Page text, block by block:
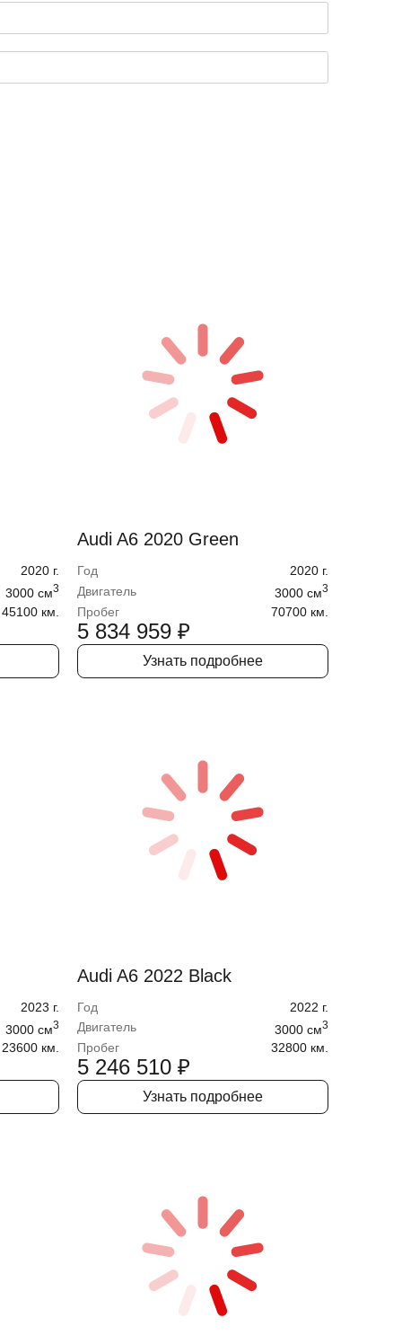
2020 г.
3000 cм3
45100 км.
Audi A6 2020 Green
Год 2020 г.
Двигатель
3000 cм3
Пробег 70700 км.
5 834 959 ₽
Узнать подробнее
2023 г.
3000 cм3
23600 км.
Audi A6 2022 Black
Год 2022 г.
Двигатель
3000 cм3
Пробег 32800 км.
5 246 510 ₽
Узнать подробнее